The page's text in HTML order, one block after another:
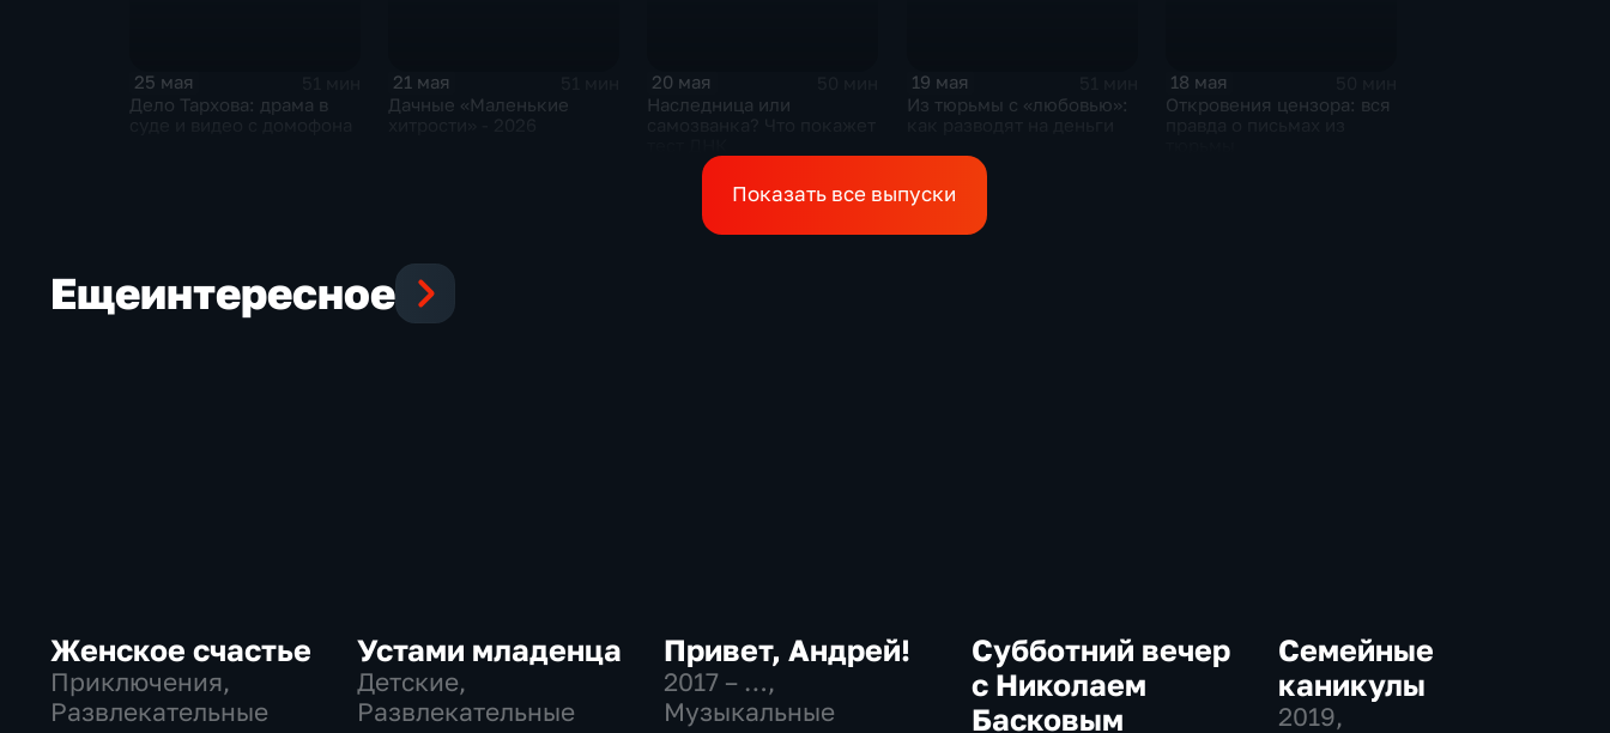
25 мая
Дело Тархова: драма в
21 мая
Дачные «Маленькие
20 мая
Наследница или
19 мая
Из тюрьмы с «любовью»:
18 мая
Откровения цензора: вся
Показать все выпуски
Ещеинтересное
Женское счастье
Приключения,
Развлекательные
Устами младенца
Детские,
Развлекательные
Привет, Андрей!
2017 – …,
Музыкальные
Субботний вечер
с Николаем
Басковым
Семейные
каникулы
2019,